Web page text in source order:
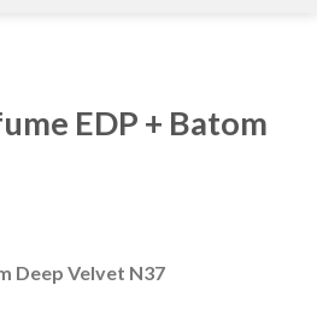
EDP + Batom
Deep Velvet N37